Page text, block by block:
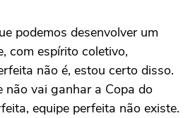
podemos desenvolver um
com espírito coletivo,
não é, estou certo disso.
não vai ganhar a Copa do
equipe perfeita não existe.